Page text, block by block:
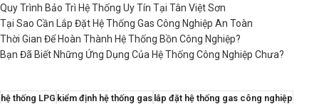
Quy Trình Bảo Trì Hệ Thống Uy Tín Tại Tân Việt Sơn
Tại Sao Cần Lắp Đặt Hệ Thống Gas Công Nghiệp An Toàn
Thời Gian Để Hoàn Thành Hệ Thống Bồn Công Nghiệp?
Bạn Đã Biết Những Ứng Dụng Của Hệ Thống Công Nghiệp Chưa?
hệ thống LPG kiểm định hệ thống gaslắp đặt hệ thống gas công nghiệp